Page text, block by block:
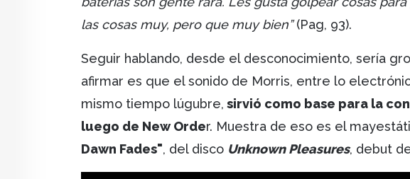
las cosas muy, pero que muy bien”(Pag, 93).
Seguir hablando, desde el desconocimiento, sería
afirmar es que el sonido de Morris, entre lo
mismo tiempo lúgubre, sirvió como base para la
luego de New Order. Muestra de eso es el
Dawn Fades", del disco Unknown Pleasures, debut